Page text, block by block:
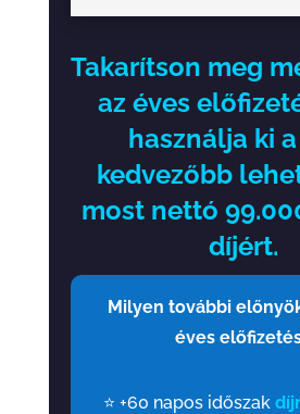
Takarítson meg
az éves
használja ki
kedvezőbb
most nettó
díjért.
Milyen további
éves
⭐ +60 napos időszak